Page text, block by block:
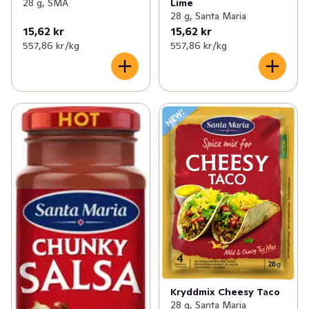
28 g, SMA
15,62 kr
557,86 kr /kg
Lime
28 g, Santa Maria
15,62 kr
557,86 kr /kg
Kryddmix Cheesy Taco
28 g, Santa Maria